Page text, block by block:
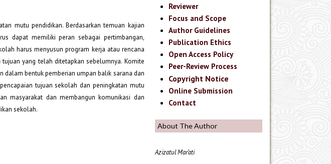
Reviewer
Focus and Scope
Author Guidelines
Publication Ethics
Open Access Policy
Peer-Review Process
Copyright Notice
Online Submission
Contact
About The Author
Azizatul Mar’ati
mutu pendidikan. Berdasarkan temuan kajian
dapat memiliki peran sebagai pertimbangan,
harus menyusun program kerja atau rencana
yang telah ditetapkan sebelumnya. Komite
dalam bentuk pemberian umpan balik sarana dan
tujuan sekolah dan peningkatan mutu
masyarakat dan membangun komunikasi dan
sekolah.